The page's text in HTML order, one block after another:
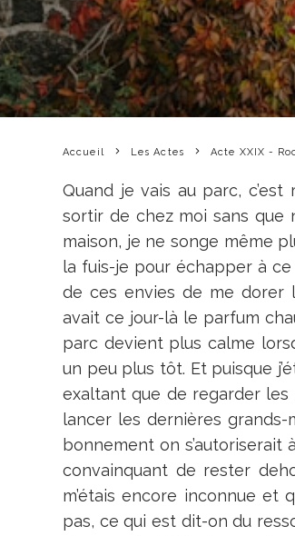
Accueil Les Actes Acte XXIX -
Quand je vais au parc,
sortir de chez moi sans que
maison, je ne songe même
la fuis-je pour échapper à ce
de ces envies de me dorer
avait ce jour-là le parfum
parc devient plus calme
un peu plus tôt. Et puisque
exaltant que de regarder
lancer les dernières
bonnement on s’autoriserait
convainquant de rester
m’étais encore inconnue et
pas, ce qui est dit-on du